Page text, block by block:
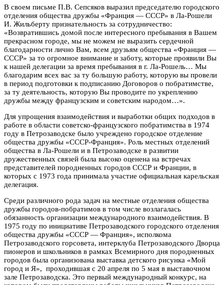
В своем письме П.В. Сепсяков выразил председателю городского
отделения общества дружбы «Франция — СССР» в Ла-Рошели
И. Жильберту признательность за сотрудничество:
«Возвратившись домой после интересного пребывания в Вашем
прекрасном городе, мы не можем не выразить сердечной
благодарности лично Вам, всем друзьям общества «Франция —
СССР» за то огромное внимание и заботу, которые проявили Вы
к нашей делегации за время пребывания в г. Ла-Рошель… Мы
благодарим всех вас за ту большую работу, которую вы провели
в период подготовки к подписанию Договоров о побратимстве,
за ту деятельность, которую Вы проводите по укреплению
дружбы между французским и советским народом…».
Для упрощения взаимодействия и выработки общих подходов в
работе в области советско-французского побратимства в 1974
году в Петрозаводске было учреждено городское отделение
общества дружбы «СССР-Франция». Роль местных отделений
общества в Ла-Рошели и в Петрозаводске в развитии
дружественных связей была высоко оценена на встречах
представителей породненных городов СССР и Франции, в
которых с 1973 года принимала участие официальная карельская
делегация.
Среди различного рода задач на местные отделения общества
дружбы городов-побратимов в том числе возлагалась
обязанность организации международного взаимодействия. В
1975 году по инициативе Петрозаводского городского отделения
общества дружбы «СССР — Франция», исполкома
Петрозаводского горсовета, интерклуба Петрозаводского Дворца
пионеров и школьников в рамках Всемирного дня породненных
городов была организована выставка детского рисунка «Мой
город и Я», проходившая с 20 апреля по 5 мая в выставочном
зале Петрозаводска. Это первый международный конкурс, на